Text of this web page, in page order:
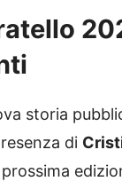
storia
di